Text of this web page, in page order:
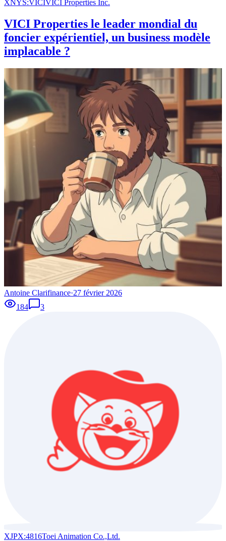
XNYS:VICIVICI Properties Inc.
VICI Properties le leader mondial du
foncier expérientiel, un business modèle
implacable ?
Antoine Clarifinance·27 février 2026
184
3
XJPX:4816Toei Animation Co.,Ltd.